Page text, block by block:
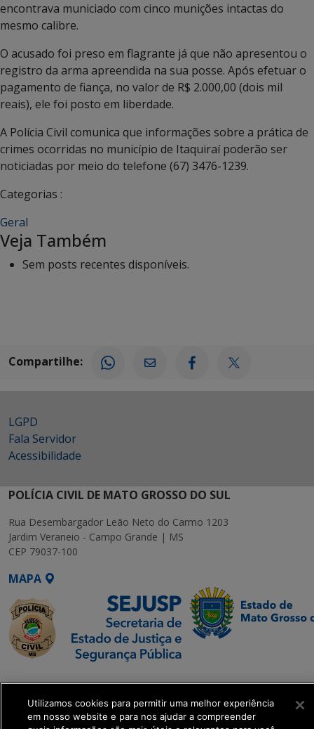
encontrava municiado com cinco munições intactas do
mesmo calibre.
O acusado foi preso em flagrante já que não apresentou o
registro da arma apreendida na sua posse. Após efetuar o
pagamento de fiança, no valor de R$ 2.000,00 (dois mil
reais), ele foi posto em liberdade.
A Polícia Civil comunica que informações sobre a prática de
crimes ocorridas no município de Itaquiraí poderão ser
noticiadas por meio do telefone (67) 3476-1239.
Categorias :
Geral
Veja Também
Sem posts recentes disponíveis.
Compartilhe:
LGPD
Fala Servidor
Acessibilidade
POLÍCIA CIVIL DE MATO GROSSO DO SUL
Rua Desembargador Leão Neto do Carmo 1203
Jardim Veraneio - Campo Grande | MS
CEP 79037-100
MAPA
SETDIG | Secretaria-
Executiva de
Transformação Digital
Utilizamos cookies para permitir uma melhor experiência
em nosso website e para nos ajudar a compreender